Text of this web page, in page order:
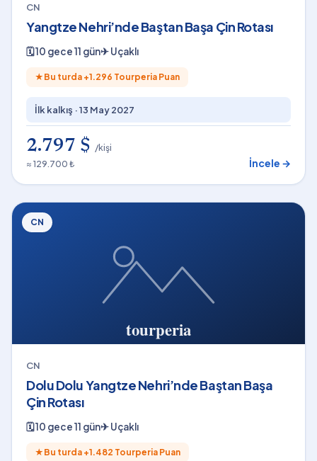
CN
Yangtze Nehri’nde Baştan Başa Çin Rotası
🗓10 gece 11 gün✈Uçaklı
★ Bu turda +1.296 Tourperia Puan
İlk kalkış ·13 May 2027
2.797 $ /kişi
≈ 129.700 ₺
İncele →
CN
CN
Dolu Dolu Yangtze Nehri’nde Baştan Başa
Çin Rotası
🗓10 gece 11 gün✈Uçaklı
★ Bu turda +1.482 Tourperia Puan